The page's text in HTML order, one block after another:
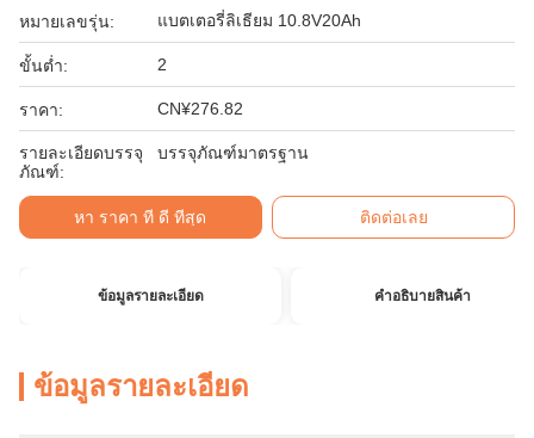
หมายเลขรุ่น: แบตเตอรี่ลิเธียม 10.8V20Ah
ขั้นต่ำ: 2
ราคา: CN¥276.82
รายละเอียดบรรจุ
ภัณฑ์:
บรรจุภัณฑ์มาตรฐาน
หา ราคา ที่ ดี ที่สุด ติดต่อเลย
ข้อมูลรายละเอียด คําอธิบายสินค้า
ข้อมูลรายละเอียด